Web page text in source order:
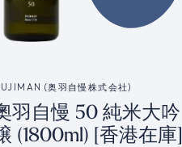
(奥羽自慢株式会社)
羽自慢 50 純米大吟
(1800ml) [香港在庫]